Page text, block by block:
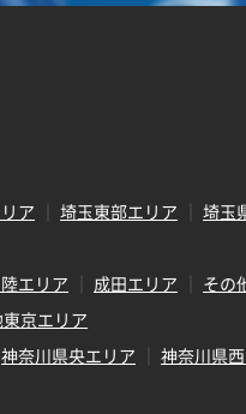
ア 埼玉東部エリア
埼玉
エリア 成田エリア
その
京エリア
神奈川県央エリア 神奈川県